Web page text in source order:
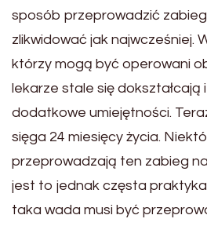
sposób przeprowadzić
zlikwidować jak najwcześniej.
którzy mogą być operowani
lekarze stale się dokształcają
dodatkowe umiejętności.
sięga 24 miesięcy życia.
przeprowadzają ten zabieg
jest to jednak częsta
taka wada musi być